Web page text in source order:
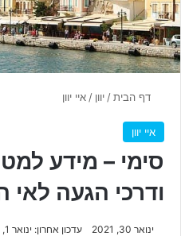
דף הבית/ יוון / איי יוון
איי יוון
סימי – מידע
ודרכי הגעה לאי
ינואר 30, 2021 עדכון אחרון: ינואר 1, 2022